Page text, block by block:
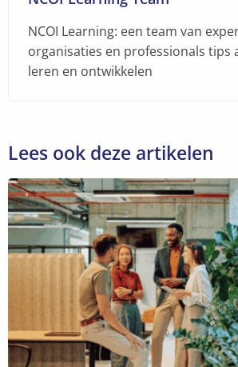
NCOI Learning: een team van
organisaties en professionals tips
leren en ontwikkelen
Lees ook deze artikelen